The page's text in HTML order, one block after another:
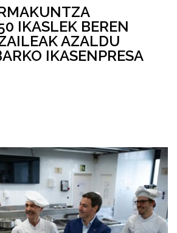
IKASLEK BEREN
AZALDU
IKASENPRESA